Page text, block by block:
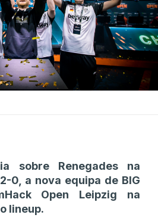
sobre Renegades na
0, a nova equipa de BIG
Open Leipzig na
lineup.